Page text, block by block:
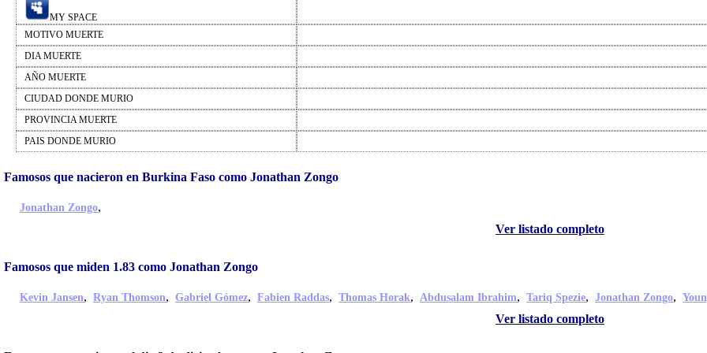
MY SPACE
MOTIVO MUERTE
DIA MUERTE
AÑO MUERTE
CIUDAD DONDE MURIO
PROVINCIA MUERTE
PAIS DONDE MURIO
Famosos que nacieron en Burkina Faso como Jonathan Zongo
Jonathan Zongo,
Ver listado completo
Famosos que miden 1.83 como Jonathan Zongo
Kevin Jansen, Ryan Thomson, Gabriel Gómez, Fabien Raddas, Thomas Horak, Abdusalam Ibrahim, Tariq Spezie, Jonathan Zongo,
Ver listado completo